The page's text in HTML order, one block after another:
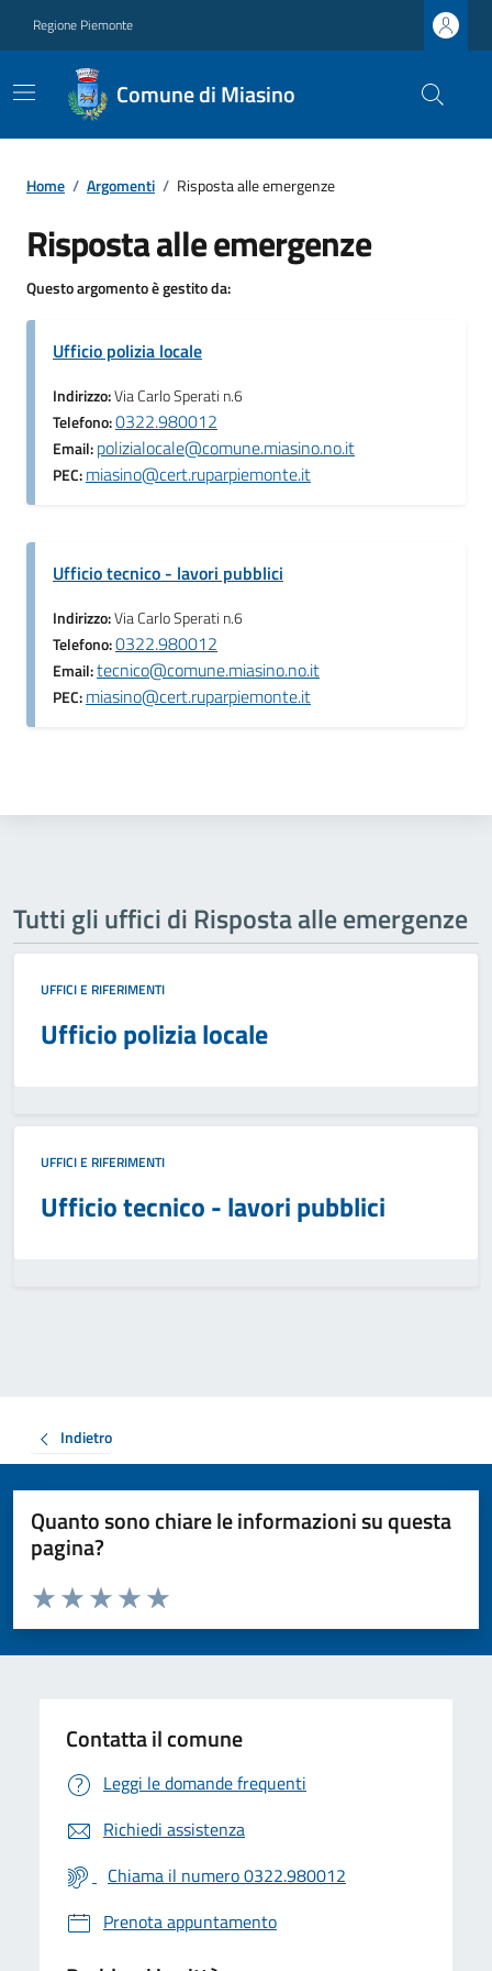
Regione Piemonte
Comune di Miasino
Home / Argomenti / Risposta alle emergenze
Risposta alle emergenze
Questo argomento è gestito da:
Ufficio polizia locale
Indirizzo:Via Carlo Sperati n.6
Telefono:0322.980012
Email:polizialocale@comune.miasino.no.it
PEC:miasino@cert.ruparpiemonte.it
Ufficio tecnico - lavori pubblici
Indirizzo:Via Carlo Sperati n.6
Telefono:0322.980012
Email:tecnico@comune.miasino.no.it
PEC:miasino@cert.ruparpiemonte.it
Tutti gli uffici di Risposta alle emergenze
UFFICI E RIFERIMENTI
Ufficio polizia locale
UFFICI E RIFERIMENTI
Ufficio tecnico - lavori pubblici
Indietro
Quanto sono chiare le informazioni su questa
pagina?
Valuta da 1 a 5 stelle la pagina
Valuta 5 stelle su 5
Valuta 4 stelle su 5
Valuta 3 stelle su 5
Valuta 2 stelle su 5
Valuta 1 stelle su 5
Contatta il comune
Leggi le domande frequenti
Richiedi assistenza
Chiama il numero 0322.980012
Prenota appuntamento